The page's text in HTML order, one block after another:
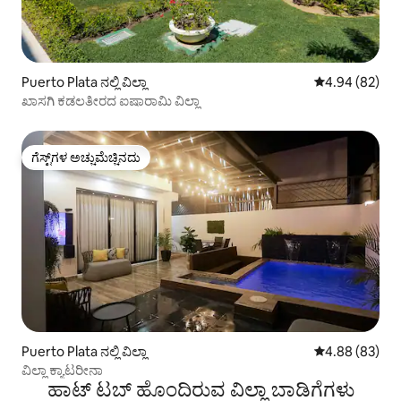
Puerto Plata ನಲ್ಲಿ ವಿಲ್ಲಾ 5 ರಲ್ಲಿ 4.94
4.94 (82)
ಖಾಸಗಿ ಕಡಲತೀರದ ಐಷಾರಾಮಿ ವಿಲ್ಲಾ
ಗೆಸ್ಟ್‌ಗಳ ಅಚ್ಚುಮೆಚ್ಚಿನದು
ಗೆಸ್ಟ್‌ಗಳ ಅಚ್ಚುಮೆಚ್ಚಿನದು
Puerto Plata ನಲ್ಲಿ ವಿಲ್ಲಾ 5 ರಲ್ಲಿ 4.88
4.88 (83)
ವಿಲ್ಲಾ ಕ್ಯಾಟರೀನಾ
ಹಾಟ್ ಟಬ್ ಹೊಂದಿರುವ ವಿಲ್ಲಾ ಬಾಡಿಗೆಗಳು